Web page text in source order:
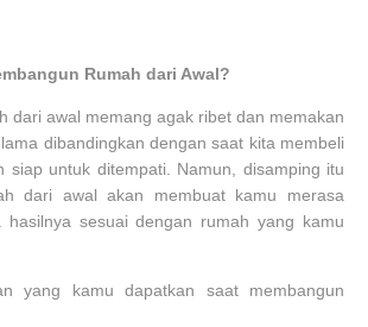
Rumah dari Awal?
dari awal memang agak ribet dan memakan
dibandingkan dengan saat kita membeli
siap untuk ditempati. Namun, disamping itu
dari awal akan membuat kamu merasa
hasilnya sesuai dengan rumah yang kamu
yang kamu dapatkan saat membangun